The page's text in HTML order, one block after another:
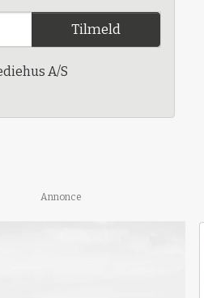
Tilmeld
A/S
Annonce